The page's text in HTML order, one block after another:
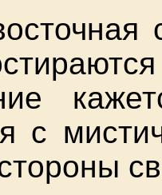
с